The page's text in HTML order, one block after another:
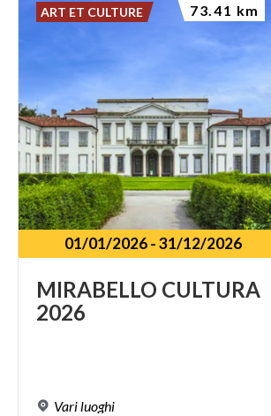
01/01/2026-31/12/2026
MIRABELLO CULTURA
2026
Variluoghi
ART ET CULTURE 73.41 km